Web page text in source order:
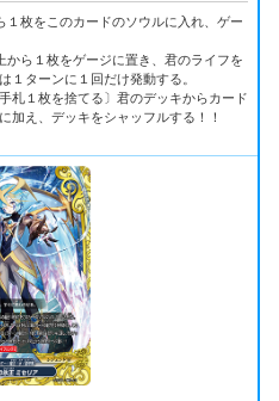
枚をこのカードのソウルに入れ、ゲー
ら１枚をゲージに置き、君のライフを
１ターンに１回だけ発動する。
札１枚を捨てる〕君のデッキからカード
加え、デッキをシャッフルする！！